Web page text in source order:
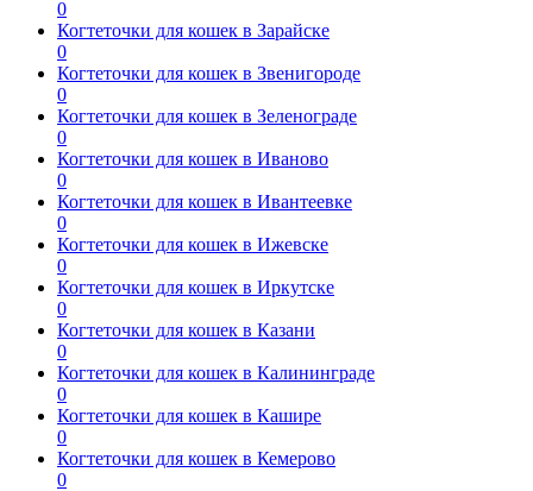
0
Когтеточки для кошек в Зарайске
0
Когтеточки для кошек в Звенигороде
0
Когтеточки для кошек в Зеленограде
0
Когтеточки для кошек в Иваново
0
Когтеточки для кошек в Ивантеевке
0
Когтеточки для кошек в Ижевске
0
Когтеточки для кошек в Иркутске
0
Когтеточки для кошек в Казани
0
Когтеточки для кошек в Калининграде
0
Когтеточки для кошек в Кашире
0
Когтеточки для кошек в Кемерово
0